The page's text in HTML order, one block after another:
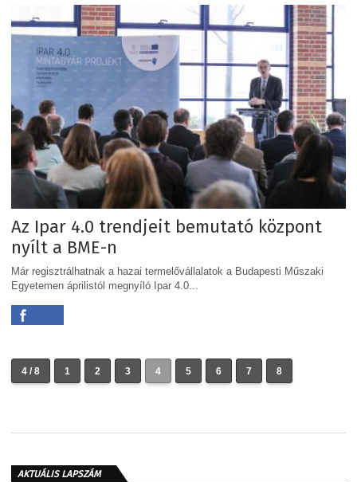
Az Ipar 4.0 trendjeit bemutató központ
nyílt a BME-n
Már regisztrálhatnak a hazai termelővállalatok a Budapesti Műszaki
Egyetemen áprilistól megnyíló Ipar 4.0...
4 / 8 1 2 3 4 5 6 7 8
AKTUÁLIS LAPSZÁM